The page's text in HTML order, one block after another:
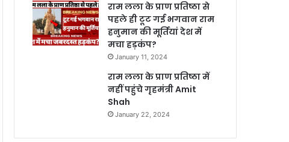
राम लला के प्राण प्रतिष्ठा से
पहले ही टूट गई भगवान राम
हनुमान की मूर्तियां देश में
मचा हड़कंप?
January 11, 2024
राम लला के प्राण प्रतिष्ठा में
नहीं पहुंचे गृहमंत्री Amit
Shah
January 22, 2024